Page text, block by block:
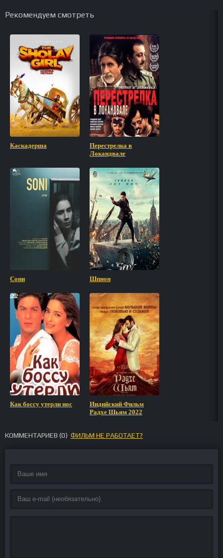
Рекомендуем смотреть
Каскадерша
Перестрелка в
Локандвале
Сони Шпион
Как боссу утерли нос
Индийский Фильм
Радхе Шьям 2022
КОММЕНТАРИЕВ (0) ФИЛЬМ НЕ РАБОТАЕТ?